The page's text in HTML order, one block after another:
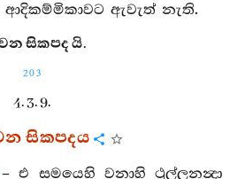
ආදිකම්මිකාවට ඇවැත් නැති.
සිකපද යි.
203
4. 3. 9.
සිකපදය
– එ සමයෙහි වනාහි ථුල්ලනන්‍දා